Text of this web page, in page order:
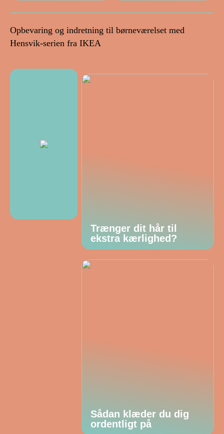
Opbevaring og indretning til børneværelset med
Hensvik-serien fra IKEA
Trænger dit hår til
ekstra kærlighed?
Sådan klæder du dig
ordentligt på